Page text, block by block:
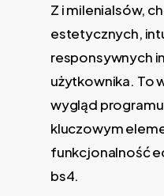
Z i milenialsów,
estetycznych,
responsywnych
użytkownika. To
wygląd programu
kluczowym
funkcjonalność
bs4.